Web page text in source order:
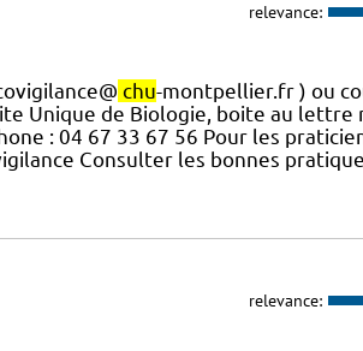
relevance:
chu-montpellier.fr ) ou
Unique de Biologie, boite au lettre
: 04 67 33 67 56 Pour les
Consulter les bonnes
relevance: